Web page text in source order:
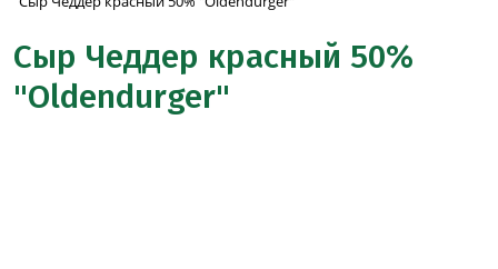
Сыр Чеддер красный 50%
"Oldendurger"